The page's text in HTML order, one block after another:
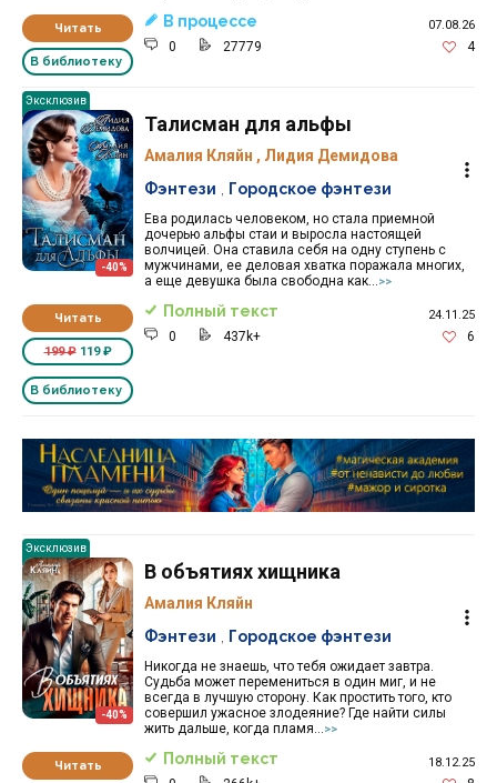
Читать
В библиотеку
В процессе 07.08.26
0 27779 4
Эксклюзив
-40%
Читать
199 ₽119 ₽
В библиотеку
Талисман для альфы
Амалия Кляйн , Лидия Демидова
Ева родилась человеком, но стала приемной
дочерью альфы стаи и выросла настоящей
волчицей. Она ставила себя на одну ступень с
мужчинами, ее деловая хватка поражала многих,
а еще девушка была свободна как...>>
Фэнтези Городское фэнтези
Полный текст 24.11.25
0 437k+ 6
Реклама 16+ АО «ЛитГород»
Эксклюзив
-40%
Читать
В объятиях хищника
Амалия Кляйн
Никогда не знаешь, что тебя ожидает завтра.
Судьба может перемениться в один миг, и не
всегда в лучшую сторону. Как простить того, кто
совершил ужасное злодеяние? Где найти силы
жить дальше, когда пламя...
>>
Фэнтези Городское фэнтези
Полный текст 18.12.25